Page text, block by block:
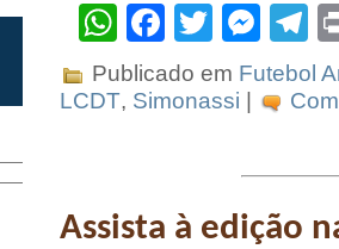
WhatsApp
Facebook
Twitter
Publicado em Futebol
LCDT, Simonassi
Assista à edição